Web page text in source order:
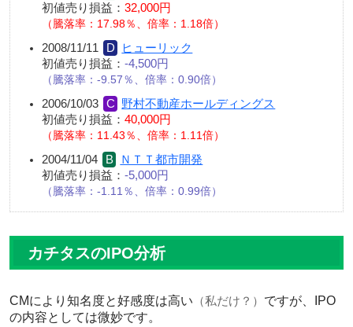
初値売り損益： 32,000円
騰落率：17.98％、倍率：1.18倍
2008/11/11
ヒューリック
初値売り損益： -4,500円
騰落率：-9.57％、倍率：0.90倍
2006/10/03
野村不動産ホールディングス
初値売り損益： 40,000円
騰落率：11.43％、倍率：1.11倍
2004/11/04
ＮＴＴ都市開発
初値売り損益： -5,000円
騰落率：-1.11％、倍率：0.99倍
カチタスのIPO分析
CMにより知名度と好感度は高い （私だけ？） ですが、IPO
の内容としては微妙です。